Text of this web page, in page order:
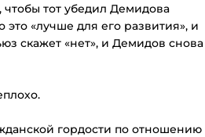
чтобы тот убедил Демидова
это «лучше для его развития», и
скажет «нет», и Демидов снова
гордости по отношению